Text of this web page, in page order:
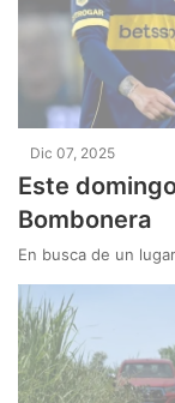
Dic 07, 2025
Este
Bombonera
En busca de un